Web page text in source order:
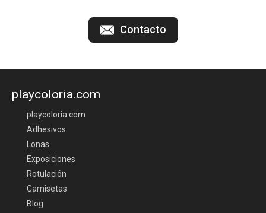
Contacto
playcoloria.com
playcoloria.com
Adhesivos
Lonas
Exposiciones
Rotulación
Camisetas
Blog